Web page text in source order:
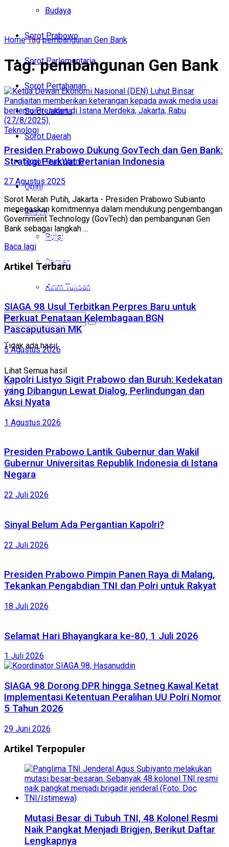
Budaya
Sorot Prabowo
Sorot Parlementaria
Sorot Pertahanan
Sorot Jakarta
Sorot Daerah
Sorot Dwi Warna
Opini
Sastra
Puisi
Cerpen
Kirim Tulisan
Tidak ada hasil
Lihat Semua hasil
Sorot Parlementaria
Sorot Pertahanan
Sorot Jakarta
Sorot Daerah
Sorot Dwi Warna
Opini
Sastra
Puisi
Cerpen
Kirim Tulisan
Tidak ada hasil
Home Tag pembangunan Gen Bank
Tag:pembangunan Gen Bank
Teknologi
Presiden Prabowo Dukung GovTech dan Gen Bank:
Strategi Perkuat Pertanian Indonesia
27 Agustus 2025
Sorot Merah Putih, Jakarta - Presiden Prabowo Subianto
menegaskan komitmennya dalam mendukung pengembangan
Government Technology (GovTech) dan pembangunan Gen
Bank sebagai langkah ...
Baca lagi
Artikel Terbaru
SIAGA 98 Usul Terbitkan Perpres Baru untuk
Perkuat Penataan Kelembagaan BGN
Pascaputusan MK
5 Agustus 2026
Kapolri Listyo Sigit Prabowo dan Buruh: Kedekatan
yang Dibangun Lewat Dialog, Perlindungan dan
Aksi Nyata
1 Agustus 2026
Presiden Prabowo Lantik Gubernur dan Wakil
Gubernur Universitas Republik Indonesia di Istana
Negara
22 Juli 2026
Sinyal Belum Ada Pergantian Kapolri?
22 Juli 2026
Presiden Prabowo Pimpin Panen Raya di Malang,
Tekankan Pengabdian TNI dan Polri untuk Rakyat
18 Juli 2026
Selamat Hari Bhayangkara ke-80, 1 Juli 2026
1 Juli 2026
SIAGA 98 Dorong DPR hingga Setneg Kawal Ketat
Implementasi Ketentuan Peralihan UU Polri Nomor
5 Tahun 2026
29 Juni 2026
Artikel Terpopuler
Mutasi Besar di Tubuh TNI, 48 Kolonel Resmi
Naik Pangkat Menjadi Brigjen, Berikut Daftar
Lengkapnya